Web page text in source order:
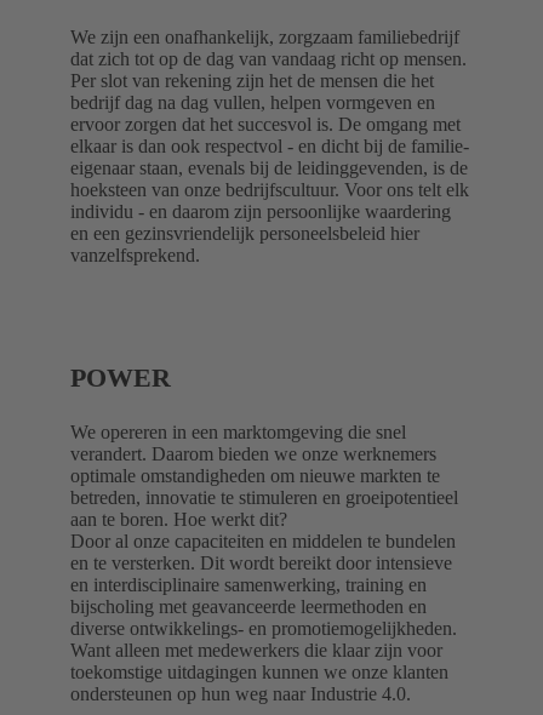
We zijn een onafhankelijk, zorgzaam familiebedrijf
dat zich tot op de dag van vandaag richt op mensen.
Per slot van rekening zijn het de mensen die het
bedrijf dag na dag vullen, helpen vormgeven en
ervoor zorgen dat het succesvol is. De omgang met
elkaar is dan ook respectvol - en dicht bij de familie-
eigenaar staan, evenals bij de leidinggevenden, is de
hoeksteen van onze bedrijfscultuur. Voor ons telt elk
individu - en daarom zijn persoonlijke waardering
en een gezinsvriendelijk personeelsbeleid hier
vanzelfsprekend.
POWER
We opereren in een marktomgeving die snel
verandert. Daarom bieden we onze werknemers
optimale omstandigheden om nieuwe markten te
betreden, innovatie te stimuleren en groeipotentieel
aan te boren. Hoe werkt dit?
Door al onze capaciteiten en middelen te bundelen
en te versterken. Dit wordt bereikt door intensieve
en interdisciplinaire samenwerking, training en
bijscholing met geavanceerde leermethoden en
diverse ontwikkelings- en promotiemogelijkheden.
Want alleen met medewerkers die klaar zijn voor
toekomstige uitdagingen kunnen we onze klanten
ondersteunen op hun weg naar Industrie 4.0.